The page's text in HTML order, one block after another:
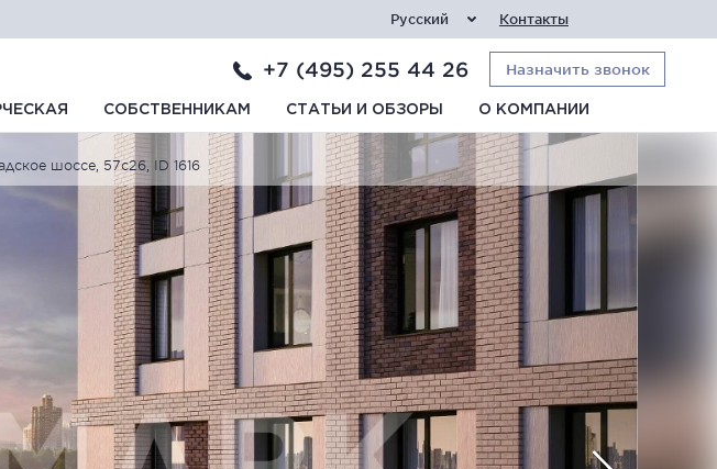
Русский Контакты
+7 (495) 255 44 26 Назначить звонок
СОБСТВЕННИКАМ СТАТЬИ И ОБЗОРЫ О КОМПАНИИ
шоссе, 57с26, ID 1616